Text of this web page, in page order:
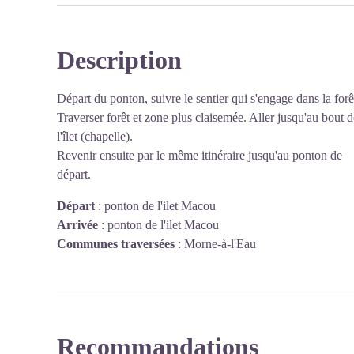
Voir l'image en plein écran
Description
Départ du ponton, suivre le sentier qui s'engage dans la
Traverser forêt et zone plus claisemée. Aller jusqu'au bout
l'îlet (chapelle).
Revenir ensuite par le même itinéraire jusqu'au ponton de
départ.
Départ : ponton de l'ilet Macou
Arrivée : ponton de l'ilet Macou
Communes traversées : Morne-à-l'Eau
Recommandations